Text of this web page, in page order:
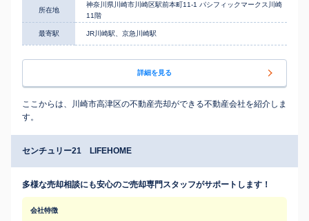
所在地
神奈川県川崎市川崎区駅前本町11-1 パシフィックマークス川崎
11階
最寄駅 JR川崎駅、京急川崎駅
詳細を見る
ここからは、川崎市高津区の不動産売却ができる不動産会社を紹介しま
す。
センチュリー21 LIFEHOME
多様な売却相談にも安心のご売却専門スタッフがサポートします！
会社特徴